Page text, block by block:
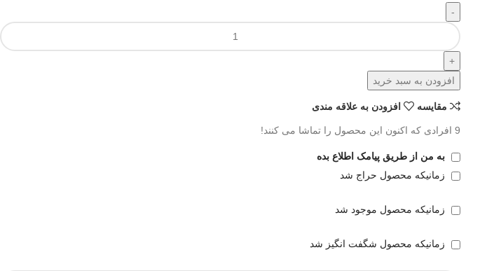
افزودن به سبد خرید
مقايسه افزودن به علاقه مندی
9 افرادی که اکنون این محصول را تماشا می کنند!
به من از طریق پیامک اطلاع بده
زمانیکه محصول حراج شد
زمانیکه محصول موجود شد
زمانیکه محصول شگفت انگیز شد